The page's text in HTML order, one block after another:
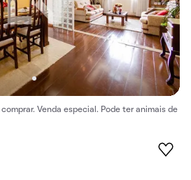
Venda especial. Pode ter animais de